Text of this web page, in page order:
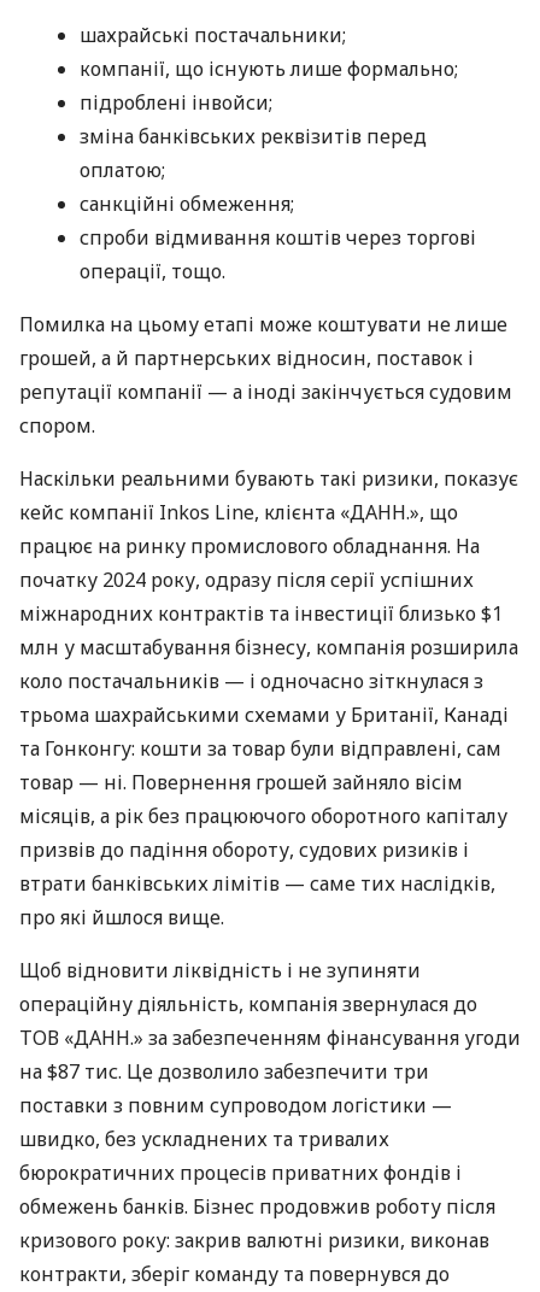
шахрайські постачальники;
компанії, що існують лише формально;
підроблені інвойси;
зміна банківських реквізитів перед
оплатою;
санкційні обмеження;
спроби відмивання коштів через торгові
операції, тощо.
Помилка на цьому етапі може коштувати не лише
грошей, а й партнерських відносин, поставок і
репутації компанії — а іноді закінчується судовим
спором.
Наскільки реальними бувають такі ризики, показує
кейс компанії Inkos Line, клієнта «ДАНН.», що
працює на ринку промислового обладнання. На
початку 2024 року, одразу після серії успішних
міжнародних контрактів та інвестиції близько $1
млн у масштабування бізнесу, компанія розширила
коло постачальників — і одночасно зіткнулася з
трьома шахрайськими схемами у Британії, Канаді
та Гонконгу: кошти за товар були відправлені, сам
товар — ні. Повернення грошей зайняло вісім
місяців, а рік без працюючого оборотного капіталу
призвів до падіння обороту, судових ризиків і
втрати банківських лімітів — саме тих наслідків,
про які йшлося вище.
Щоб відновити ліквідність і не зупиняти
операційну діяльність, компанія звернулася до
ТОВ «ДАНН.» за забезпеченням фінансування угоди
на $87 тис. Це дозволило забезпечити три
поставки з повним супроводом логістики —
швидко, без ускладнених та тривалих
бюрократичних процесів приватних фондів і
обмежень банків. Бізнес продовжив роботу після
кризового року: закрив валютні ризики, виконав
контракти, зберіг команду та повернувся до